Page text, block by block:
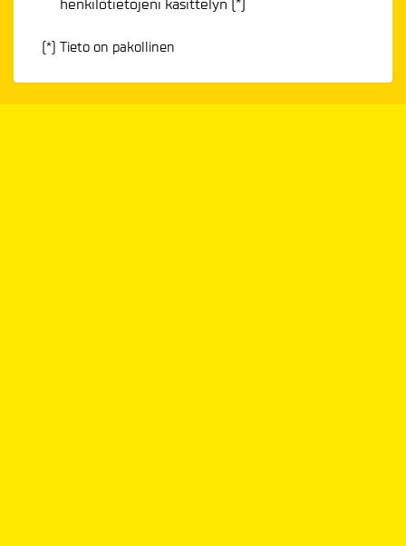
henkilötietojeni käsittelyn (*)
(*) Tieto on pakollinen